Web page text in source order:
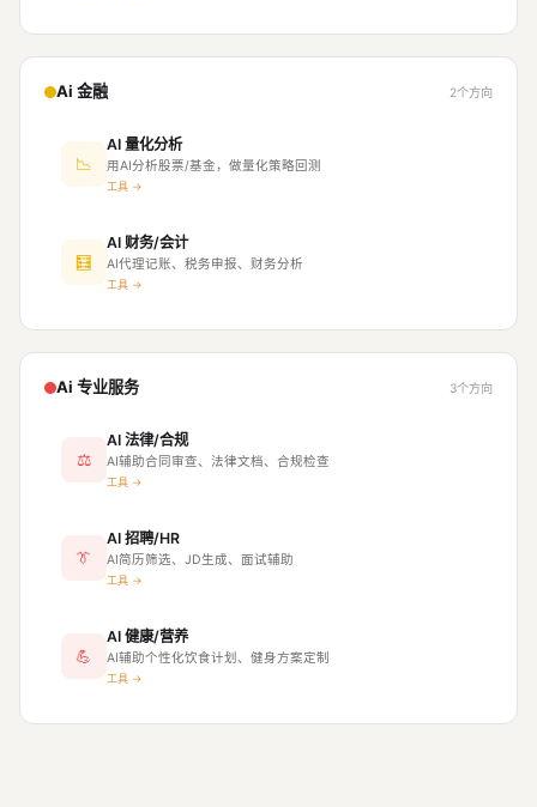
Ai 金融 2个方向
📉
AI 量化分析
用AI分析股票/基金，做量化策略回测
工具 →
🧮
AI 财务/会计
AI代理记账、税务申报、财务分析
工具 →
Ai 专业服务 3个方向
⚖
AI 法律/合规
AI辅助合同审查、法律文档、合规检查
工具 →
👔
AI 招聘/HR
AI简历筛选、JD生成、面试辅助
工具 →
💪
AI 健康/营养
AI辅助个性化饮食计划、健身方案定制
工具 →